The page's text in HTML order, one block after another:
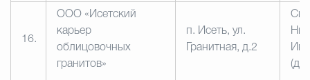
16.
ООО «Исетский
карьер
облицовочных
гранитов»
п. Исеть, ул.
Гранитная, д.2